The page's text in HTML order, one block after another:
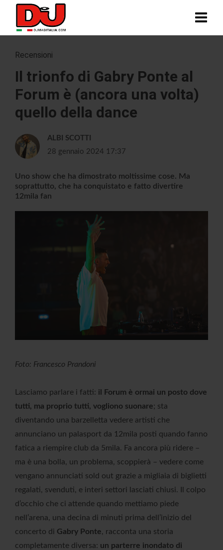
Recensioni
Il trionfo di Gabry Ponte al
Forum è (ancora una volta)
quello della dance
ALBI SCOTTI
28 gennaio 2024 17:37
Uno show che ha dimostrato moltissime cose. Ma
soprattutto, che ha conquistato e fatto divertire
12mila fan
Foto: Francesco Prandoni
Lasciamo parlare i fatti: il Forum è ormai un posto dove
tutti, ma proprio tutti, vogliono suonare; sta
diventando una barzelletta vedere artisti che
annunciano un palasport da 12mila posti quando fanno
fatica a riempire club da 5mila. Fa ancora più ridere –
ma è una bolla, un problema, scoppierà – vedere come
vengano annunciati sold out grazie a migliaia di biglietti
regalati, svenduti, e interi settori lasciati chiusi. Il colpo
d’occhio che ci attende quando mettiamo piede
nell’arena, una decina di minuti prima dell’inizio del
concerto di Gabry Ponte, racconta una storia
completamente diversa: un parterre inondato di